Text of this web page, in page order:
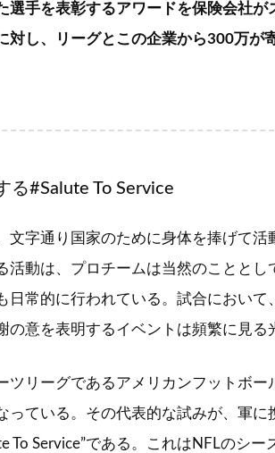
選手を表彰するアワードを保険会社が
対し、リーグとこの企業から300万が
る#Salute To Service
文字通り国家のために身体を捧げて活
活動は、プロチームは当然のこととし
日常的に行われている。試合において
意を表明するイベントは頻繁に見る
ツリーグであるアメリカンフットボー
っている。その代表的な試みが、軍に
To Service”である。これはNFLのシー